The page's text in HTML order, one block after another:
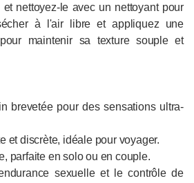
et nettoyez-le avec un nettoyant pour
à l'air libre et appliquez une
maintenir sa texture souple et
brevetée pour des sensations ultra-
et discrète, idéale pour voyager.
parfaite en solo ou en couple.
sexuelle et le contrôle de